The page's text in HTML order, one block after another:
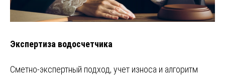
Экспертиза водосчетчика
Сметно-экспертный подход, учет износа и алгоритм